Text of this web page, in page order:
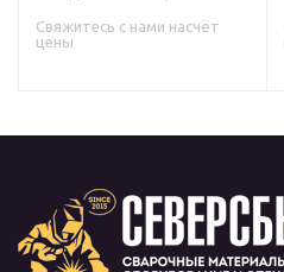
15 кг аналог СВ-08ГС)
Свяжитесь с нами насчёт
цены